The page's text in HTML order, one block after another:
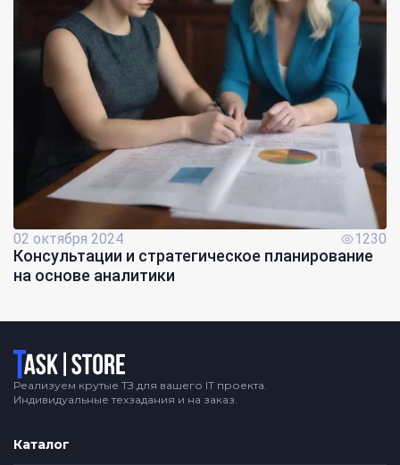
02 октября 2024 1230
Консультации и стратегическое планирование
на основе аналитики
Логотип
Реализуем крутые ТЗ для вашего IT проекта.
Индивидуальные техзадания и на заказ.
Каталог